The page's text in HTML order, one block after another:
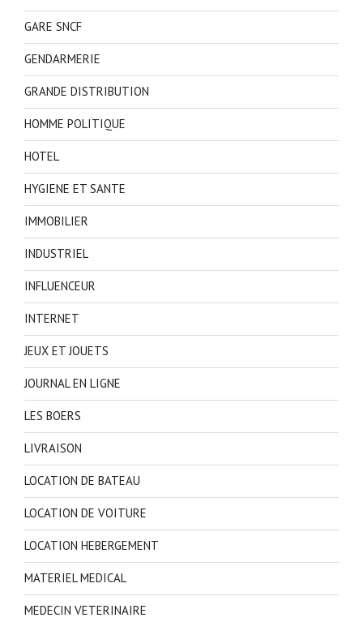
GARE SNCF
GENDARMERIE
GRANDE DISTRIBUTION
HOMME POLITIQUE
HOTEL
HYGIENE ET SANTE
IMMOBILIER
INDUSTRIEL
INFLUENCEUR
INTERNET
JEUX ET JOUETS
JOURNAL EN LIGNE
LES BOERS
LIVRAISON
LOCATION DE BATEAU
LOCATION DE VOITURE
LOCATION HEBERGEMENT
MATERIEL MEDICAL
MEDECIN VETERINAIRE